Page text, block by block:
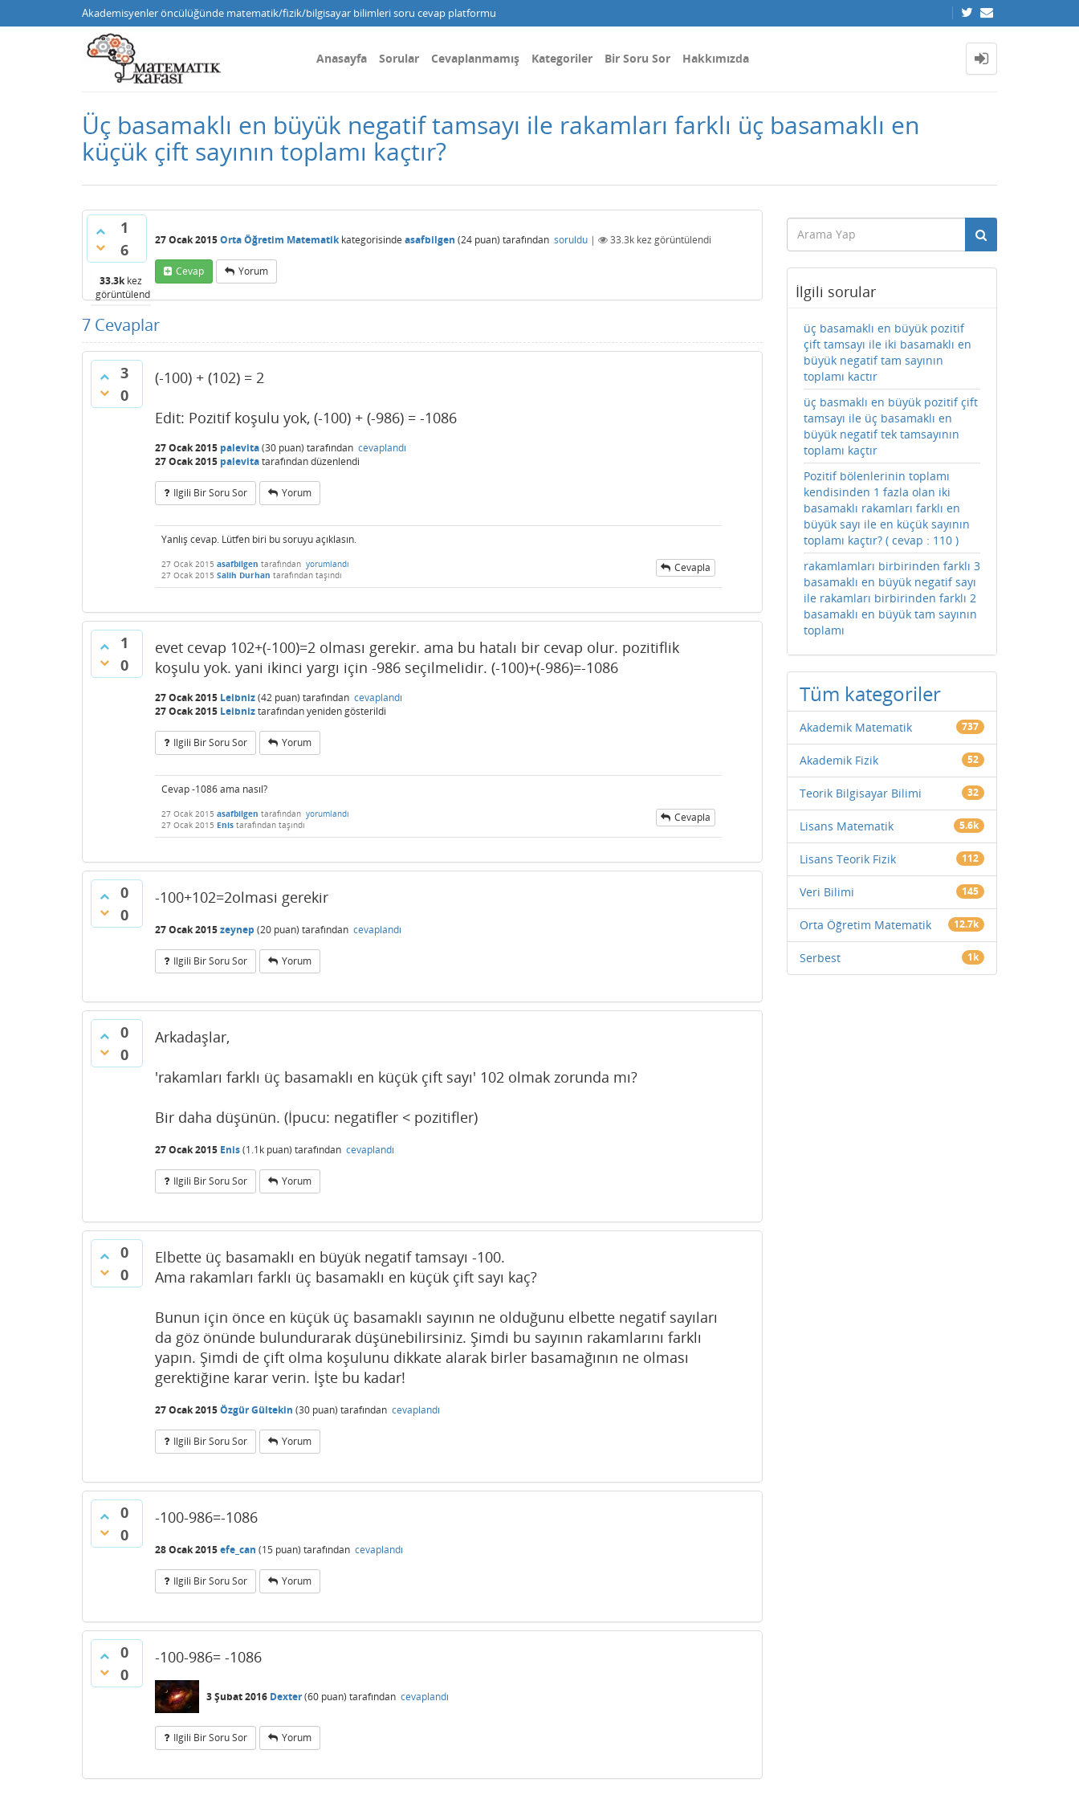
Akademisyenler öncülüğünde matematik/fizik/bilgisayar bilimleri soru cevap platformu
Anasayfa Sorular Cevaplanmamış Kategoriler Bir Soru Sor Hakkımızda
Üç basamaklı en büyük negatif tamsayı ile rakamları farklı üç basamaklı en
küçük çift sayının toplamı kaçtır?
1
6
33.3kkez
görüntülendi
27 Ocak 2015Orta Öğretim Matematikkategorisinde asafbilgen (24 puan) tarafından soruldu | 33.3k kez görüntülendi
Cevap Yorum
7 Cevaplar
3
0
(-100) + (102) = 2
Edit: Pozitif koşulu yok, (-100) + (-986) = -1086
27 Ocak 2015 palevita(30 puan) tarafından cevaplandı
27 Ocak 2015 palevitatarafındandüzenlendi
Ilgili Bir Soru Sor Yorum
Yanlış cevap. Lütfen biri bu soruyu açıklasın.
27 Ocak 2015 asafbilgen tarafından yorumlandı
27 Ocak 2015 Salih Durhan tarafından taşındı
Cevapla
1
0
evet cevap 102+(-100)=2 olması gerekir. ama bu hatalı bir cevap olur. pozitiflik
koşulu yok. yani ikinci yargı için -986 seçilmelidir. (-100)+(-986)=-1086
27 Ocak 2015 Leibniz(42 puan) tarafından cevaplandı
27 Ocak 2015 Leibniztarafındanyeniden gösterildi
Ilgili Bir Soru Sor Yorum
Cevap -1086 ama nasıl?
27 Ocak 2015 asafbilgen tarafından yorumlandı
27 Ocak 2015 Enis tarafından taşındı
Cevapla
0
0
-100+102=2olmasi gerekir
27 Ocak 2015zeynep (20 puan) tarafından cevaplandı
Ilgili Bir Soru Sor Yorum
0
0
Arkadaşlar,
'rakamları farklı üç basamaklı en küçük çift sayı' 102 olmak zorunda mı?
Bir daha düşünün. (İpucu: negatifler < pozitifler)
27 Ocak 2015 Enis(1.1k puan) tarafından cevaplandı
Ilgili Bir Soru Sor Yorum
0
0
Elbette üç basamaklı en büyük negatif tamsayı -100.
Ama rakamları farklı üç basamaklı en küçük çift sayı kaç?
Bunun için önce en küçük üç basamaklı sayının ne olduğunu elbette negatif sayıları
da göz önünde bulundurarak düşünebilirsiniz. Şimdi bu sayının rakamlarını farklı
yapın. Şimdi de çift olma koşulunu dikkate alarak birler basamağının ne olması
gerektiğine karar verin. İşte bu kadar!
27 Ocak 2015Özgür Gültekin (30 puan) tarafından cevaplandı
Ilgili Bir Soru Sor Yorum
0
0
-100-986=-1086
28 Ocak 2015efe_can (15 puan) tarafından cevaplandı
Ilgili Bir Soru Sor Yorum
0
0
-100-986= -1086
3 Şubat 2016 Dexter(60 puan) tarafından cevaplandı
Ilgili Bir Soru Sor Yorum
İlgili sorular
üç basamaklı en büyük pozitif
çift tamsayı ile iki basamaklı en
büyük negatif tam sayının
toplamı kactır
üç basmaklı en büyük pozitif çift
tamsayı ile üç basamaklı en
büyük negatif tek tamsayının
toplamı kaçtır
Pozitif bölenlerinin toplamı
kendisinden 1 fazla olan iki
basamaklı rakamları farklı en
büyük sayı ile en küçük sayının
toplamı kaçtır? ( cevap : 110 )
rakamlamları birbirinden farklı 3
basamaklı en büyük negatif sayı
ile rakamları birbirinden farklı 2
basamaklı en büyük tam sayının
toplamı
Tüm kategoriler
Akademik Matematik 737
Akademik Fizik 52
Teorik Bilgisayar Bilimi 32
Lisans Matematik 5.6k
Lisans Teorik Fizik 112
Veri Bilimi 145
Orta Öğretim Matematik 12.7k
Serbest 1k